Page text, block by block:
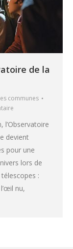
de la
communes
l’Observatoire
devient
pour une
lors de
:
nu,